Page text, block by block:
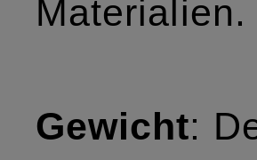
Materialien.
Gewicht: